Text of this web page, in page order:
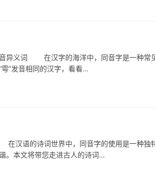
义词 在汉字的海洋中，同音字是一种常见
”发音相同的汉字，看看…
语的诗词世界中，同音字的使用是一种独特
。本文将带您走进古人的诗词…